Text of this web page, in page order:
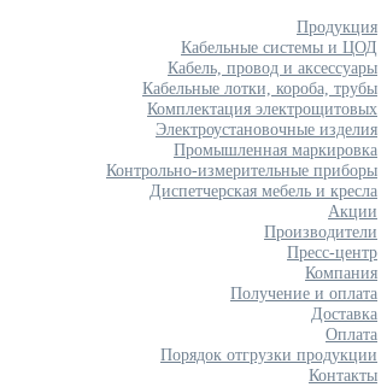
Продукция
Кабельные системы и ЦОД
Кабель, провод и аксессуары
Кабельные лотки, короба, трубы
Комплектация электрощитовых
Электроустановочные изделия
Промышленная маркировка
Контрольно-измерительные приборы
Диспетчерская мебель и кресла
Акции
Производители
Пресс-центр
Компания
Получение и оплата
Доставка
Оплата
Порядок отгрузки продукции
Контакты